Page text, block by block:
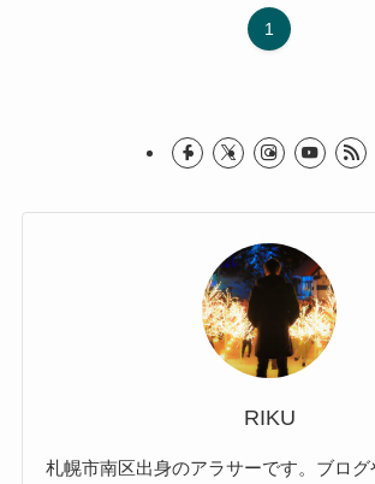
1
RIKU
札幌市南区出身のアラサーです。ブログ